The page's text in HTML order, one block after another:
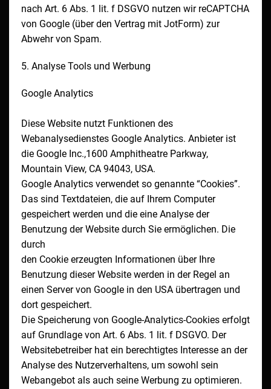
nach Art. 6 Abs. 1 lit. f DSGVO nutzen wir reCAPTCHA
von Google (über den Vertrag mit JotForm) zur
Abwehr von Spam.
5. Analyse Tools und Werbung
Google Analytics
Diese Website nutzt Funktionen des
Webanalysedienstes Google Analytics. Anbieter ist
die Google Inc.,1600 Amphitheatre Parkway,
Mountain View, CA 94043, USA.
Google Analytics verwendet so genannte “Cookies”.
Das sind Textdateien, die auf Ihrem Computer
gespeichert werden und die eine Analyse der
Benutzung der Website durch Sie ermöglichen. Die
durch
den Cookie erzeugten Informationen über Ihre
Benutzung dieser Website werden in der Regel an
einen Server von Google in den USA übertragen und
dort gespeichert.
Die Speicherung von Google-Analytics-Cookies erfolgt
auf Grundlage von Art. 6 Abs. 1 lit. f DSGVO. Der
Websitebetreiber hat ein berechtigtes Interesse an der
Analyse des Nutzerverhaltens, um sowohl sein
Webangebot als auch seine Werbung zu optimieren.